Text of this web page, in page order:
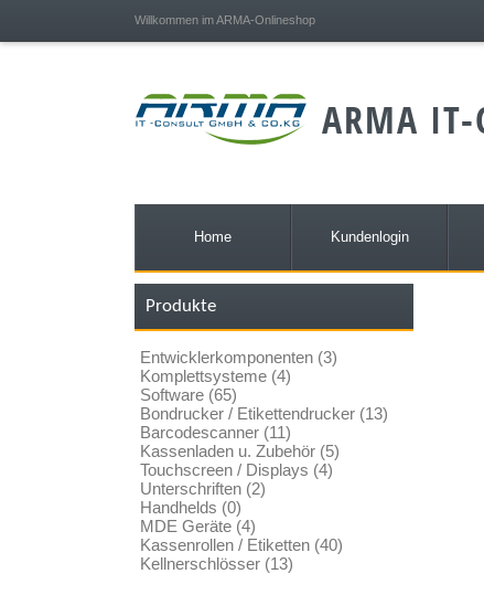
Willkommen im ARMA-Onlineshop
ARMA
Home Kundenlogin
Produkte
Entwicklerkomponenten (3)
Komplettsysteme (4)
Software (65)
Bondrucker / Etikettendrucker (13)
Barcodescanner (11)
Kassenladen u. Zubehör (5)
Touchscreen / Displays (4)
Unterschriften (2)
Handhelds (0)
MDE Geräte (4)
Kassenrollen / Etiketten (40)
Kellnerschlösser (13)